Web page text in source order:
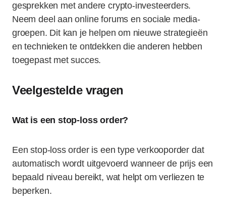
gesprekken met andere crypto-investeerders.
Neem deel aan online forums en sociale media-
groepen. Dit kan je helpen om nieuwe strategieën
en technieken te ontdekken die anderen hebben
toegepast met succes.
Veelgestelde vragen
Wat is een stop-loss order?
Een stop-loss order is een type verkooporder dat
automatisch wordt uitgevoerd wanneer de prijs een
bepaald niveau bereikt, wat helpt om verliezen te
beperken.